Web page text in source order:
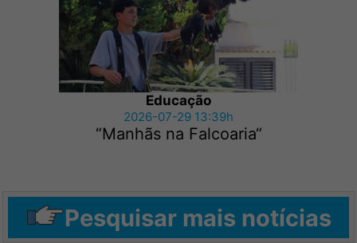
Educação
2026-07-29 13:39h
“Manhãs na Falcoaria“
Pesquisar mais notícias